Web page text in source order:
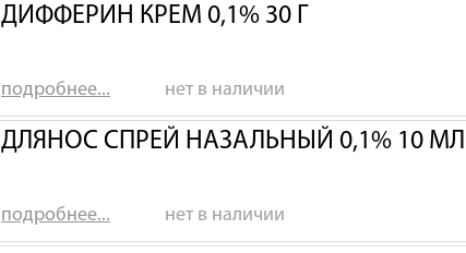
ДИФФЕРИН КРЕМ 0,1% 30 Г
подробнее... нет в наличии
ДЛЯНОС СПРЕЙ НАЗАЛЬНЫЙ 0,1% 10 МЛ
подробнее... нет в наличии